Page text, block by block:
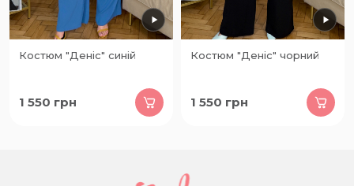
Костюм "Деніс" синій
1 550 грн
Костюм "Деніс" чорний
1 550 грн